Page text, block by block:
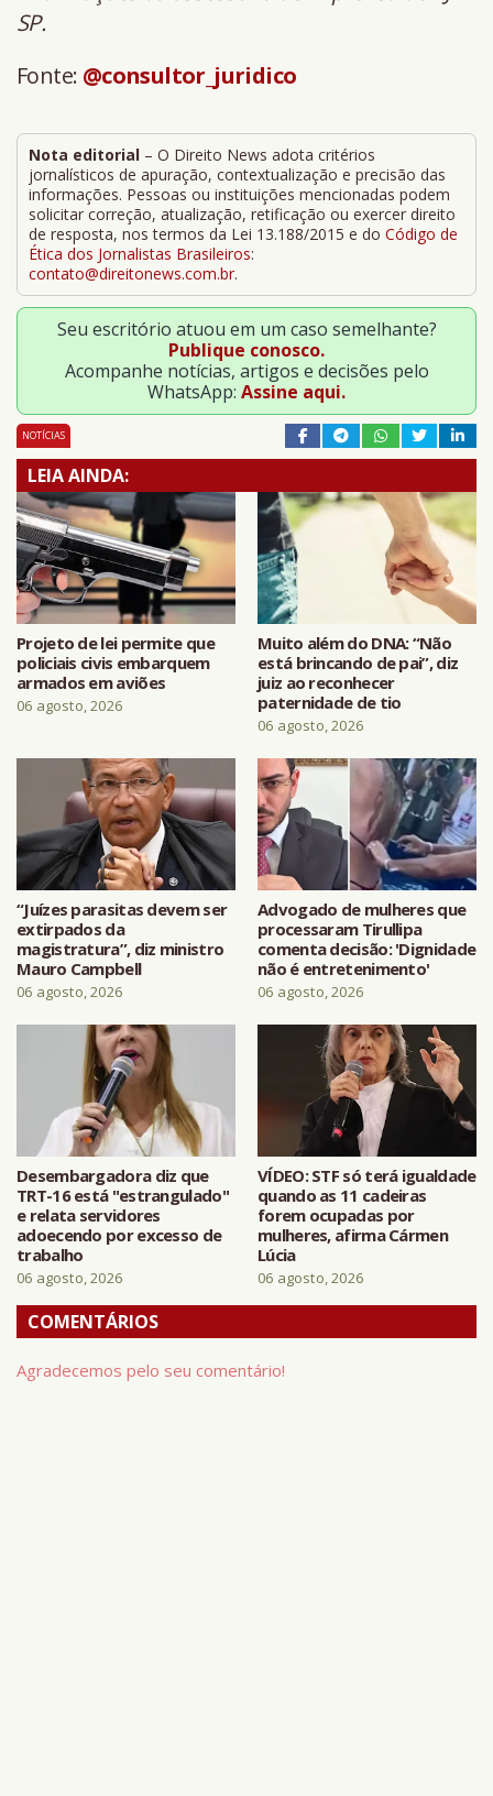
SP.
Fonte: @consultor_juridico
Nota editorial – O Direito News adota critérios
jornalísticos de apuração, contextualização e precisão das
informações. Pessoas ou instituições mencionadas podem
solicitar correção, atualização, retificação ou exercer direito
de resposta, nos termos da Lei 13.188/2015 e do Código de
Ética dos Jornalistas Brasileiros:
contato@direitonews.com.br.
Seu escritório atuou em um caso semelhante?
Publique conosco.
Acompanhe notícias, artigos e decisões pelo
WhatsApp: Assine aqui.
NOTÍCIAS
LEIA AINDA:
Projeto de lei permite que
policiais civis embarquem
armados em aviões
06 agosto, 2026
Muito além do DNA: “Não
está brincando de pai”, diz
juiz ao reconhecer
paternidade de tio
06 agosto, 2026
“Juízes parasitas devem ser
extirpados da
magistratura”, diz ministro
Mauro Campbell
06 agosto, 2026
Advogado de mulheres que
processaram Tirullipa
comenta decisão: 'Dignidade
não é entretenimento'
06 agosto, 2026
Desembargadora diz que
TRT-16 está "estrangulado"
e relata servidores
adoecendo por excesso de
trabalho
06 agosto, 2026
VÍDEO: STF só terá igualdade
quando as 11 cadeiras
forem ocupadas por
mulheres, afirma Cármen
Lúcia
06 agosto, 2026
COMENTÁRIOS
Agradecemos pelo seu comentário!